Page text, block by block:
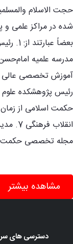
حجت الاسلام
شده در مراکز علمی و
مجله تخصصی حکمت
مشاهده بیشتر
دسترسی های